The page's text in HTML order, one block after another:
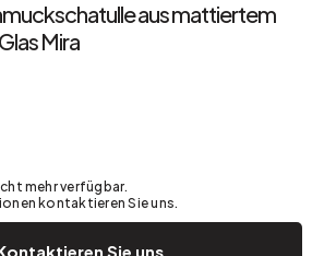
aus mattiertem
Mira
mehr verfügbar.
kontaktieren Sie uns.
Sie uns